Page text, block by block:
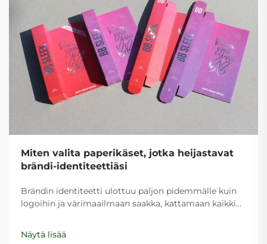
Miten valita paperikäset, jotka heijastavat
brändi-identiteettiäsi
Brändin identiteetti ulottuu paljon pidemmälle kuin
logoihin ja värimaailmaan saakka, kattamaan kaikki
kanssa. Yksi usein sivuutettu mutta voimakas
brändityökalu on vaatimaton paperipussi, joka toimii
Näytä lisää